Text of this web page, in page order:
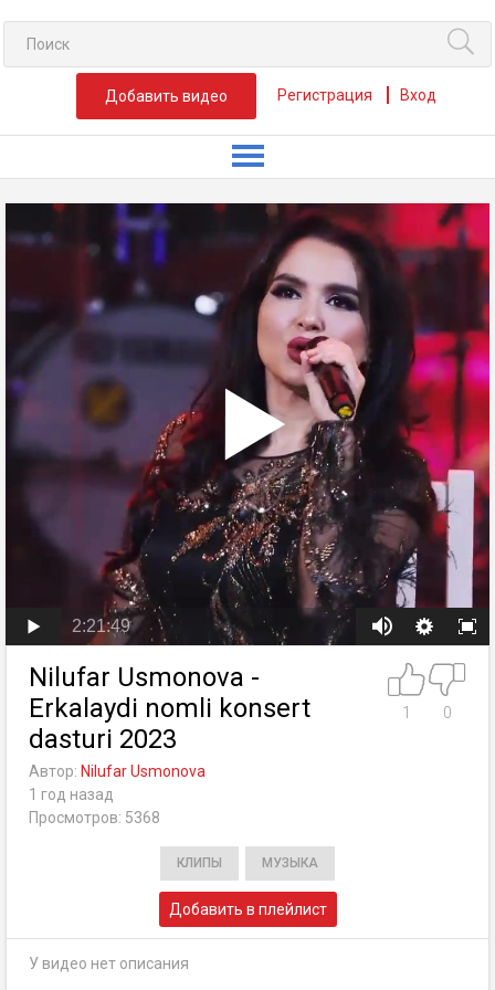
Добавить видео Регистрация Вход
2:21:49
Nilufar Usmonova -
Erkalaydi nomli konsert
dasturi 2023
1 0
Автор: Nilufar Usmonova
1 год назад
Просмотров: 5368
КЛИПЫ МУЗЫКА
Добавить в плейлист
У видео нет описания